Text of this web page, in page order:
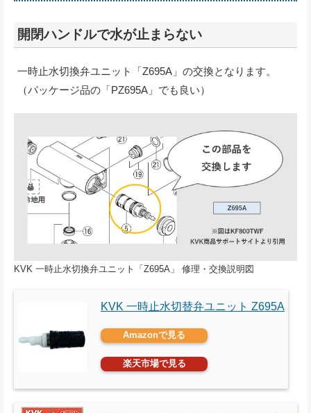
開閉ハンドルで水が止まらない
一時止水切換弁ユニット「Z695A」の交換となります。
（パッケージ品の「PZ695A」でも良い）
KVK 一時止水切換弁ユニット「Z695A」 修理・交換説明図
KVK 一時止水切替弁ユニット Z695A
Amazonで見る
楽天市場で見る